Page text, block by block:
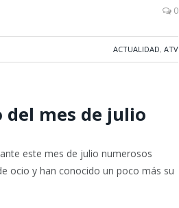
0
ACTUALIDAD, ATV
mes de julio
este mes de julio numerosos
ocio y han conocido un poco más su